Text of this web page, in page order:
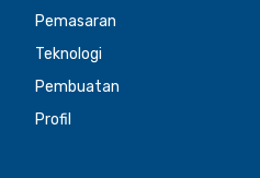
Pemasaran
Teknologi
Pembuatan
Profil